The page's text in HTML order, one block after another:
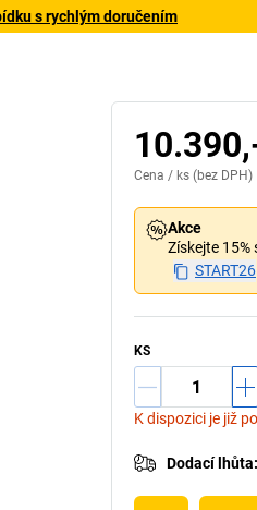
s rychlým doručením
Cena / ks (bez DPH)
Akce
Získejte 15%
START26
KS
K dispozici je již
Dodací lhůta: